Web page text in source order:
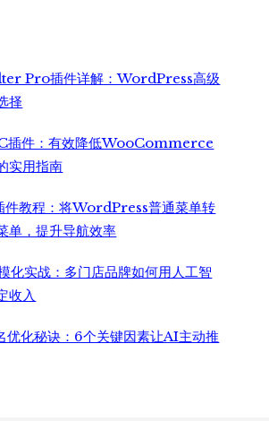
Pro插件详解：WordPress高级
择
件：有效降低WooCommerce
实用指南
教程：将WordPress普通菜单转
单，提升导航效率
化实战：多门店品牌如何用人工智
收入
化秘诀：6个关键因素让AI主动推